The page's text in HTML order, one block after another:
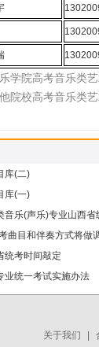
学院高考音乐类
院校高考音乐类
库(二)
库(一)
乐(声乐)专业山西省
曲目和伴奏方式将做
统考时间敲定
业统一考试实施办法
关于我们